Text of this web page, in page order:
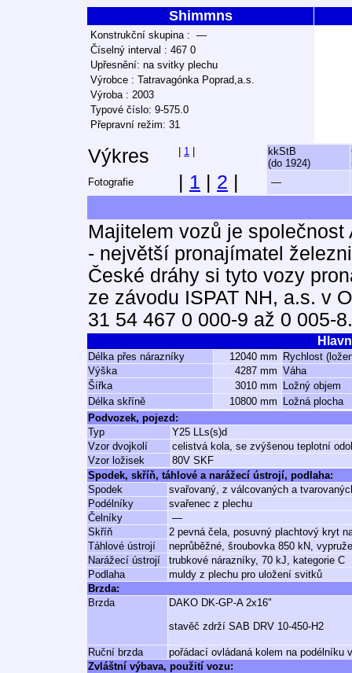
Shimmns
Konstrukční skupina : —
Číselný interval : 467 0
Upřesnění: na svitky plechu
Výrobce : Tatravagónka Poprad,a.s.
Výroba : 2003
Typové číslo: 9-575.0
Přepravní režim: 31
Výkres 1
kkStB
(do 1924)
Fotografie
1 2 —
Majitelem vozů je
- největší pronajímatel
České dráhy si tyto vozy
ze závodu ISPAT NH, a.s. v
31 54 467 0 000-9 až 0 005-8.
Délka přes nárazníky 12040 mm
Rychlost
Výška
4287 mm Váha
Šířka
3010 mm
Ložný objem
Délka skříně
10800 mm
Ložná plocha
Podvozek, pojezd:
Typ
Y25 LLs(s)d
Vzor dvojkolí
celistvá kola, se zvýšenou teplotní
Vzor ložisek
80V SKF
Spodek, skříň, táhlové a narážecí ústrojí, podlaha:
Spodek
svařovaný, z válcovaných a
Podélníky
svařenec z plechu
Čelníky
—
Skříň
2 pevná čela, posuvný plachtový kryt
Táhlové ústrojí
neprůběžné, šroubovka 850 kN,
Narážecí ústrojí
trubkové nárazníky, 70 kJ, kategorie C
Podlaha
muldy z plechu pro uložení svitků
Brzda:
Brzda
DAKO DK-GP-A 2x16"
stavěč zdrží SAB DRV 10-450-H2
Ruční brzda
pořádací ovládaná kolem na podélníku
Zvláštní výbava, použití vozu: